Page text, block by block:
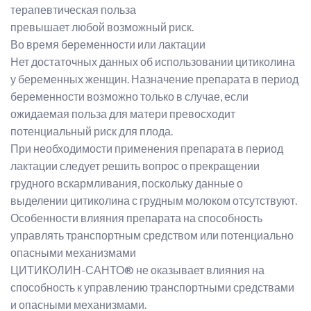
терапевтическая польза
превышает любой возможный риск.
Во время беременности или лактации
Нет достаточных данных об использовании цитиколина
у беременных женщин. Назначение препарата в период
беременности возможно только в случае, если
ожидаемая польза для матери превосходит
потенциальный риск для плода.
При необходимости применения препарата в период
лактации следует решить вопрос о прекращении
грудного вскармливания, поскольку данные о
выделении цитиколина с грудным молоком отсутствуют.
Особенности влияния препарата на способность
управлять транспортным средством или потенциально
опасными механизмами
ЦИТИКОЛИН-САНТО® не оказывает влияния на
способность к управлению транспортными средствами
и опасными механизмами.